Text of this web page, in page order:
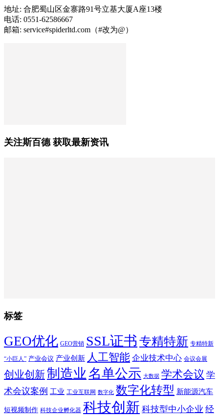
地址: 合肥蜀山区金寨路91号立基大厦A座13楼
电话: 0551-62586667
邮箱: service#spiderltd.com（#改为@）
关注斯百德 获取最新资讯
标签
GEO优化 GEO营销 SSL证书 专精特新 专精特新
“小巨人” 产业会议 产业创新 人工智能 企业技术中心 会议会展
创业创新制造业 名单公示 大数据 学术会议 学
术会议案例 工业 工业互联网 数字化 数字化转型 新能源汽车
短视频制作 科技企业孵化器 科技创新 科技型中小企业 经